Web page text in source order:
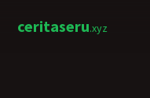
ceritaseru.xyz